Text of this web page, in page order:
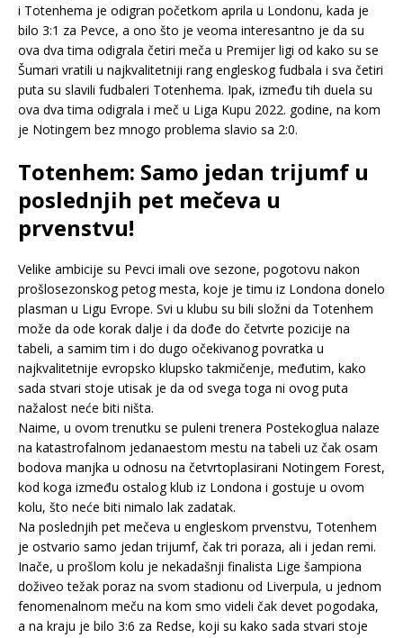
i Totenhema je odigran početkom aprila u Londonu, kada je
bilo 3:1 za Pevce, a ono što je veoma interesantno je da su
ova dva tima odigrala četiri meča u Premijer ligi od kako su se
Šumari vratili u najkvalitetniji rang engleskog fudbala i sva četiri
puta su slavili fudbaleri Totenhema. Ipak, između tih duela su
ova dva tima odigrala i meč u Liga Kupu 2022. godine, na kom
je Notingem bez mnogo problema slavio sa 2:0.
Totenhem: Samo jedan trijumf u
poslednjih pet mečeva u
prvenstvu!
Velike ambicije su Pevci imali ove sezone, pogotovu nakon
prošlosezonskog petog mesta, koje je timu iz Londona donelo
plasman u Ligu Evrope. Svi u klubu su bili složni da Totenhem
može da ode korak dalje i da dođe do četvrte pozicije na
tabeli, a samim tim i do dugo očekivanog povratka u
najkvalitetnije evropsko klupsko takmičenje, međutim, kako
sada stvari stoje utisak je da od svega toga ni ovog puta
nažalost neće biti ništa.
Naime, u ovom trenutku se puleni trenera Postekoglua nalaze
na katastrofalnom jedanaestom mestu na tabeli uz čak osam
bodova manjka u odnosu na četvrtoplasirani Notingem Forest,
kod koga između ostalog klub iz Londona i gostuje u ovom
kolu, što neće biti nimalo lak zadatak.
Na poslednjih pet mečeva u engleskom prvenstvu, Totenhem
je ostvario samo jedan trijumf, čak tri poraza, ali i jedan remi.
Inače, u prošlom kolu je nekadašnji finalista Lige šampiona
doživeo težak poraz na svom stadionu od Liverpula, u jednom
fenomenalnom meču na kom smo videli čak devet pogodaka,
a na kraju je bilo 3:6 za Redse, koji su kako sada stvari stoje